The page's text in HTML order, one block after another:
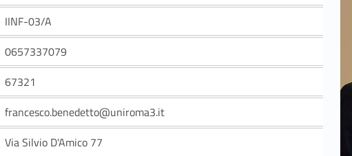
IINF-03/A
0657337079
67321
francesco.benedetto@uniroma3.it
Via Silvio D'Amico 77